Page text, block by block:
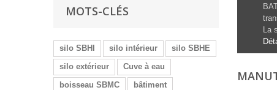
MOTS-CLÉS
silo SBHI silo intérieur
silo SBHE
silo extérieur
Cuve à eau
boisseau SBMC
bâtiment
La